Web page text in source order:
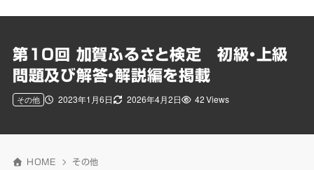
第10回 加賀ふるさと検定 初級・上級
問題及び解答・解説編を掲載
2023年1月6日 2026年4月2日
その他 42 Views
HOME その他